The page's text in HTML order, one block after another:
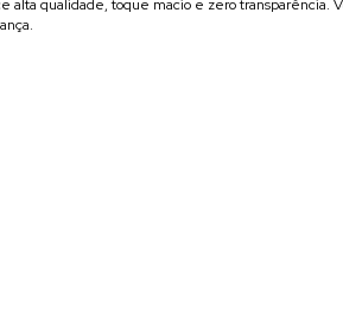
qualidade, toque macio e zero transparência.